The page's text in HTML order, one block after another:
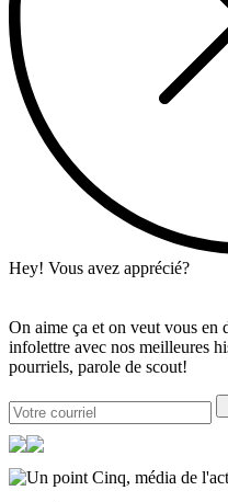
Hey! Vous avez apprécié?
On aime ça et on veut vous en
infolettre avec nos meilleures
pourriels, parole de scout!